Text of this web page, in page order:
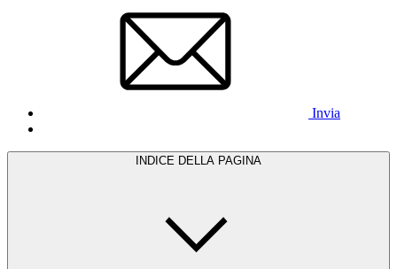
Invia
INDICE DELLA PAGINA